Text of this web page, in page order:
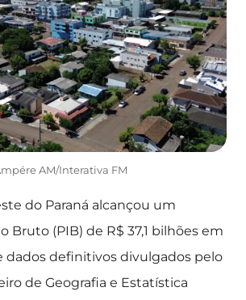
AM/Interativa FM
do Paraná alcançou um
Bruto (PIB) de R$ 37,1 bilhões em
dados definitivos divulgados pelo
de Geografia e Estatística